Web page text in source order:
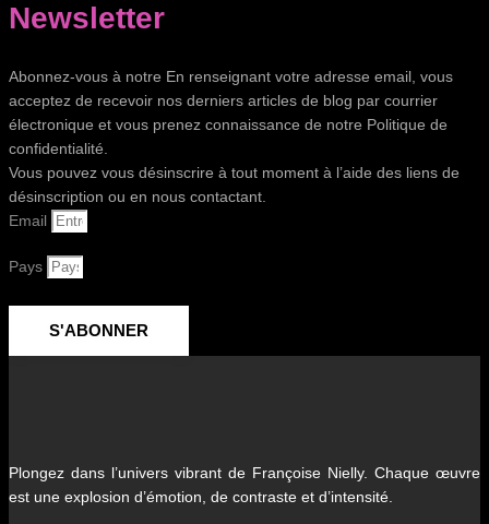
Newsletter
Abonnez-vous à notre En renseignant votre adresse email, vous
acceptez de recevoir nos derniers articles de blog par courrier
électronique et vous prenez connaissance de notre Politique de
confidentialité.
Vous pouvez vous désinscrire à tout moment à l’aide des liens de
désinscription ou en nous contactant.
Email
Pays
S'ABONNER
Plongez dans l’univers vibrant de Françoise Nielly. Chaque œuvre
est une explosion d’émotion, de contraste et d’intensité.